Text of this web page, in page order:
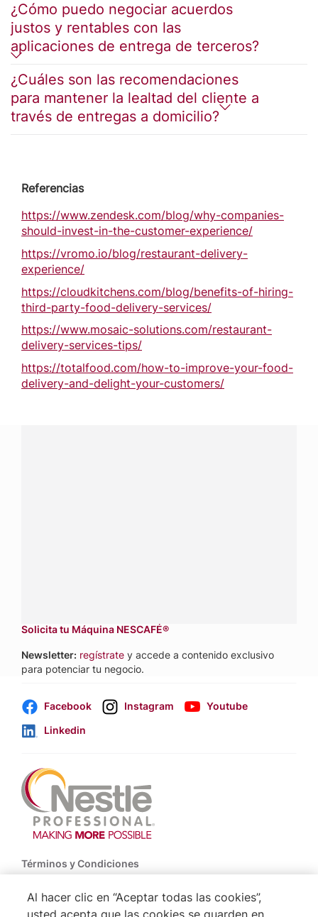
¿Cómo puedo negociar acuerdos
justos y rentables con las
aplicaciones de entrega de terceros?
¿Cuáles son las recomendaciones
para mantener la lealtad del cliente a
través de entregas a domicilio?
Referencias
https://www.zendesk.com/blog/why-companies-
should-invest-in-the-customer-experience/
https://vromo.io/blog/restaurant-delivery-
experience/
https://cloudkitchens.com/blog/benefits-of-hiring-
third-party-food-delivery-services/
https://www.mosaic-solutions.com/restaurant-
delivery-services-tips/
https://totalfood.com/how-to-improve-your-food-
delivery-and-delight-your-customers/
Solicita tu Máquina NESCAFÉ®
Newsletter: regístrate y accede a contenido exclusivo
para potenciar tu negocio.
Facebook Instagram
Youtube
Linkedin
Footer
Términos y Condiciones
Politica De Privacidad NESTLÉ
Al hacer clic en “Aceptar todas las cookies”,
usted acepta que las cookies se guarden en